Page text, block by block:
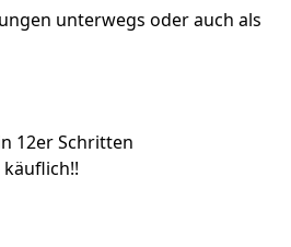
unterwegs oder auch als
12er Schritten